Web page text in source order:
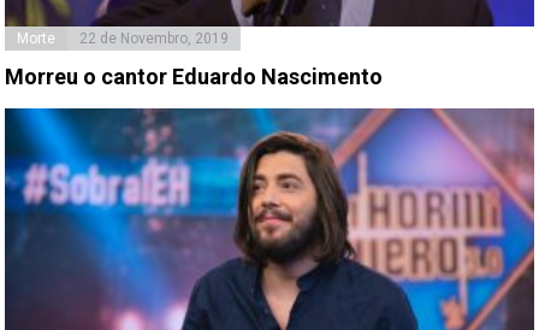
Morte 22 de Novembro, 2019
Morreu o cantor Eduardo Nascimento